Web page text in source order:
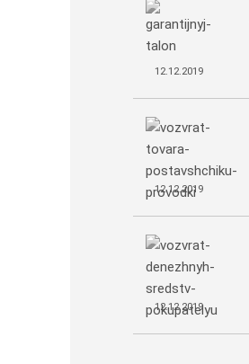
12.12.2019
12.12.2019
12.12.2019